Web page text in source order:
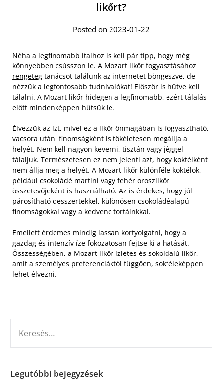
likőrt?
Posted on 2023-01-22
Néha a legfinomabb italhoz is kell pár tipp, hogy még
könnyebben csússzon le. A Mozart likőr fogyasztásához
rengeteg tanácsot találunk az internetet böngészve, de
nézzük a legfontosabb tudnivalókat! Először is hűtve kell
tálalni. A Mozart likőr hidegen a legfinomabb, ezért tálalás
előtt mindenképpen hűtsük le.
Élvezzük az ízt, mivel ez a likőr önmagában is fogyasztható,
vacsora utáni finomságként is tökéletesen megállja a
helyét. Nem kell nagyon keverni, tisztán vagy jéggel
tálaljuk. Természetesen ez nem jelenti azt, hogy koktélként
nem állja meg a helyét. A Mozart likőr különféle koktélok,
például csokoládé martini vagy fehér oroszlikőr
összetevőjeként is használható. Az is érdekes, hogy jól
párosítható desszertekkel, különösen csokoládéalapú
finomságokkal vagy a kedvenc tortáinkkal.
Emellett érdemes mindig lassan kortyolgatni, hogy a
gazdag és intenzív íze fokozatosan fejtse ki a hatását.
Összességében, a Mozart likőr ízletes és sokoldalú likőr,
amit a személyes preferenciáktól függően, sokféleképpen
lehet élvezni.
Legutóbbi bejegyzések